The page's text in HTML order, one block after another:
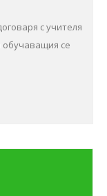
с учителя
се